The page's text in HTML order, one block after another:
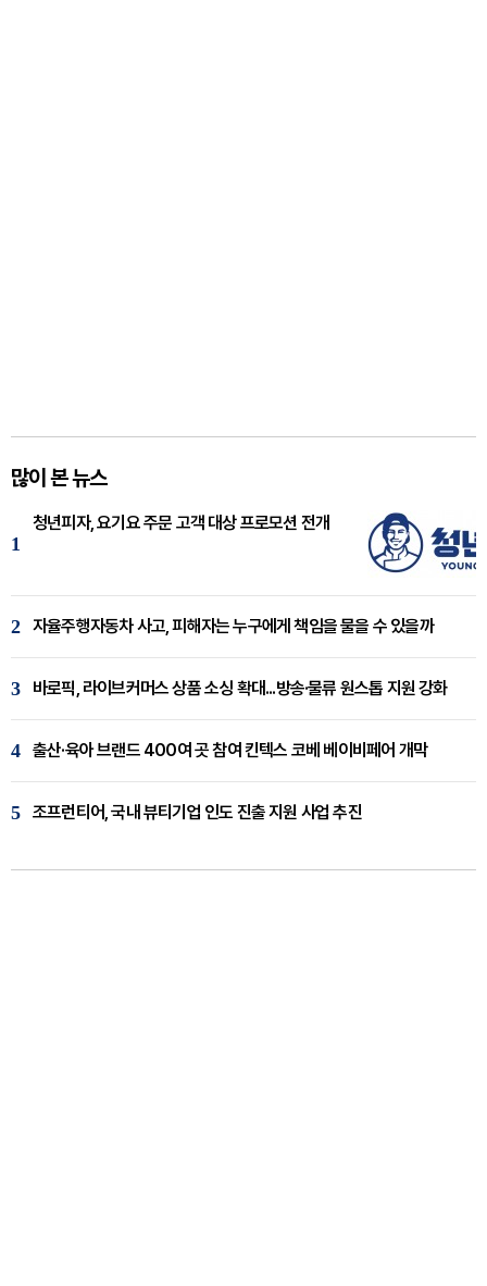
많이 본 뉴스
1
청년피자, 요기요 주문 고객 대상 프로모션 전개
2 자율주행자동차 사고, 피해자는 누구에게 책임을 물을 수 있을까
3 바로픽, 라이브커머스 상품 소싱 확대...방송·물류 원스톱 지원 강화
4 출산·육아 브랜드 400여 곳 참여 킨텍스 코베 베이비페어 개막
5 조프런티어, 국내 뷰티기업 인도 진출 지원 사업 추진